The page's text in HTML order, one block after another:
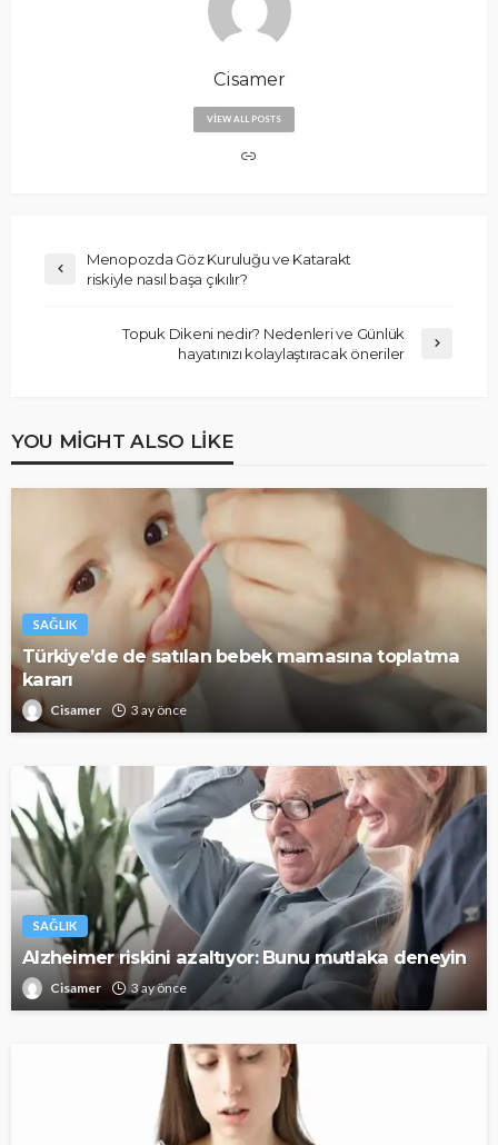
Cisamer
VIEW ALL POSTS
Menopozda Göz Kuruluğu ve Katarakt
riskiyle nasıl başa çıkılır?
Topuk Dikeni nedir? Nedenleri ve Günlük
hayatınızı kolaylaştıracak öneriler
YOU MIGHT ALSO LIKE
SAĞLIK
Türkiye’de de satılan bebek mamasına toplatma
kararı
Cisamer 3 ay önce
SAĞLIK
Alzheimer riskini azaltıyor: Bunu mutlaka deneyin
Cisamer 3 ay önce